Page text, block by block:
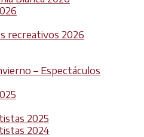
recreativos 2026
– Espectáculos
2025
2024